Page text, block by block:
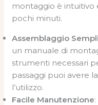
montaggio è
pochi minuti.
Assemblaggio
un manuale di
strumenti necessari
passaggi puoi avere
l’utilizzo.
Facile Manutenzione